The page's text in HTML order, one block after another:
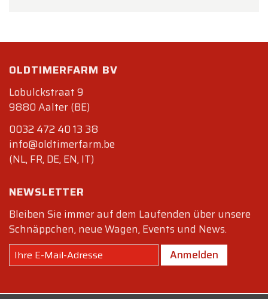
OLDTIMERFARM BV
Lobulckstraat 9
9880 Aalter (BE)
0032 472 40 13 38
info@oldtimerfarm.be
(NL, FR, DE, EN, IT)
NEWSLETTER
Bleiben Sie immer auf dem Laufenden über unsere
Schnäppchen, neue Wagen, Events und News.
Anmelden